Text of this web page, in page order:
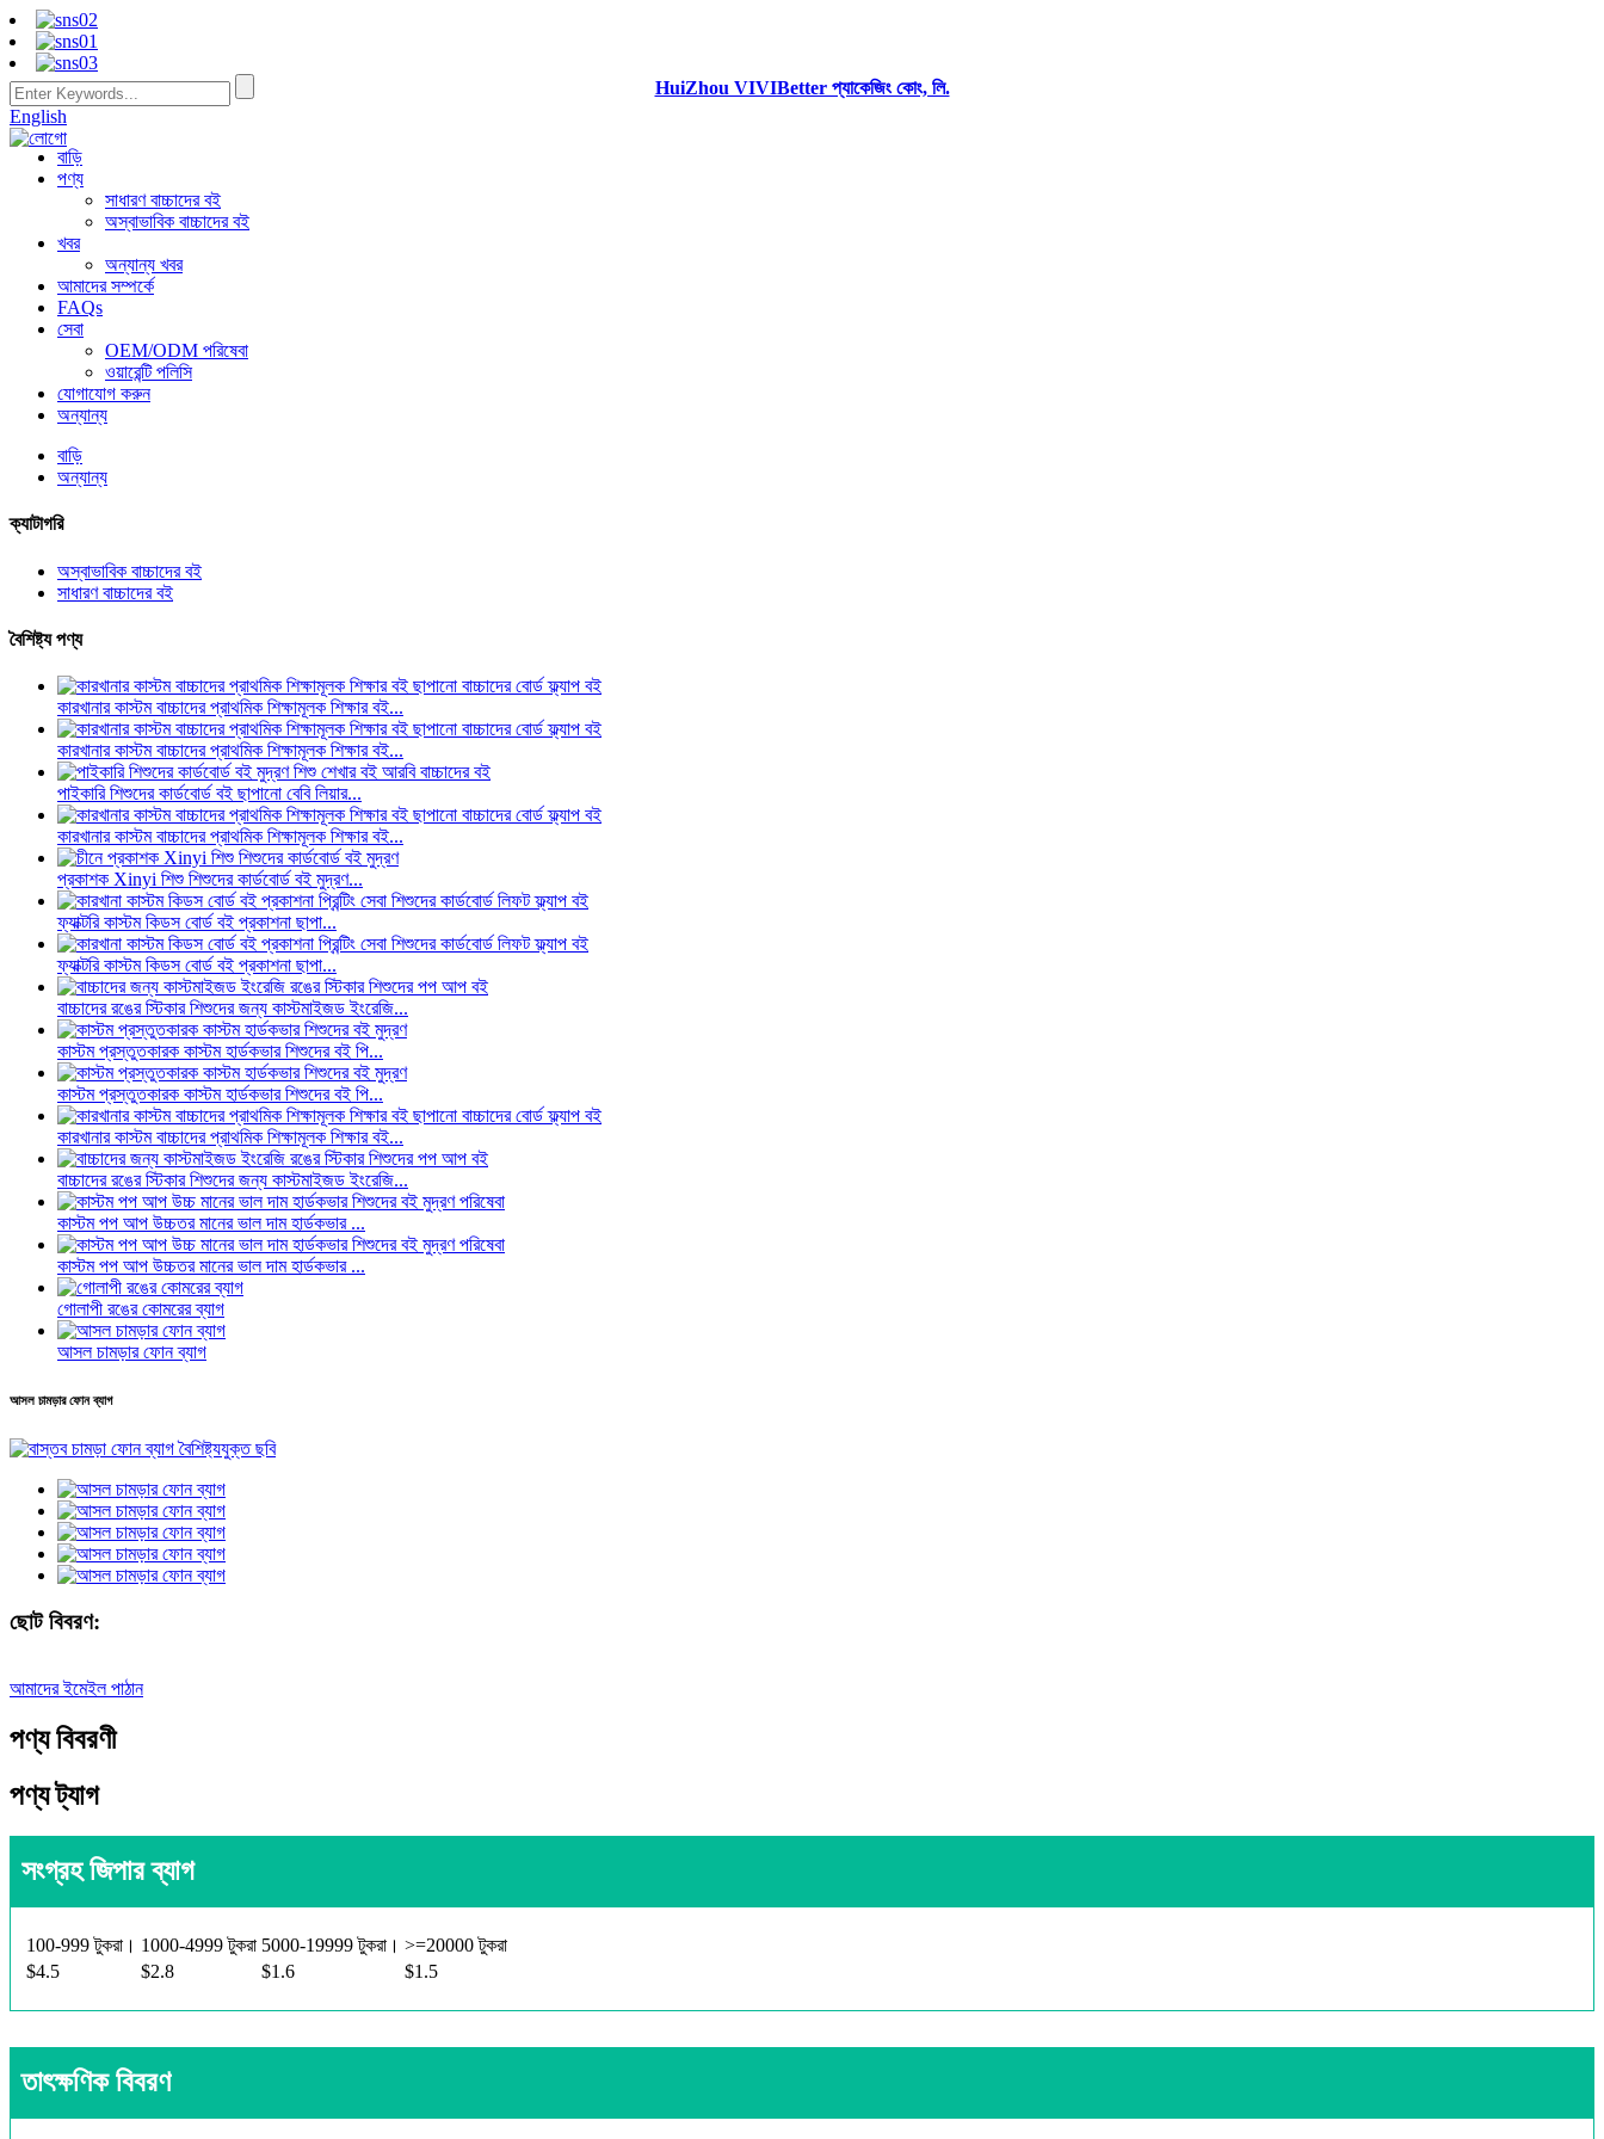
English
HuiZhou VIVIBetter প্যাকেজিং কোং, লি.
বাড়ি
পণ্য
সাধারণ বাচ্চাদের বই
অস্বাভাবিক বাচ্চাদের বই
খবর
অন্যান্য খবর
আমাদের সম্পর্কে
FAQs
সেবা
OEM/ODM পরিষেবা
ওয়ারেন্টি পলিসি
যোগাযোগ করুন
অন্যান্য
বাড়ি
অন্যান্য
ক্যাটাগরি
অস্বাভাবিক বাচ্চাদের বই
সাধারণ বাচ্চাদের বই
বৈশিষ্ট্য পণ্য
কারখানার কাস্টম বাচ্চাদের প্রাথমিক শিক্ষামূলক শিক্ষার বই...
কারখানার কাস্টম বাচ্চাদের প্রাথমিক শিক্ষামূলক শিক্ষার বই...
পাইকারি শিশুদের কার্ডবোর্ড বই ছাপানো বেবি লিয়ার...
কারখানার কাস্টম বাচ্চাদের প্রাথমিক শিক্ষামূলক শিক্ষার বই...
প্রকাশক Xinyi শিশু শিশুদের কার্ডবোর্ড বই মুদ্রণ...
ফ্যাক্টরি কাস্টম কিডস বোর্ড বই প্রকাশনা ছাপা...
ফ্যাক্টরি কাস্টম কিডস বোর্ড বই প্রকাশনা ছাপা...
বাচ্চাদের রঙের স্টিকার শিশুদের জন্য কাস্টমাইজড ইংরেজি...
কাস্টম প্রস্তুতকারক কাস্টম হার্ডকভার শিশুদের বই পি...
কাস্টম প্রস্তুতকারক কাস্টম হার্ডকভার শিশুদের বই পি...
কারখানার কাস্টম বাচ্চাদের প্রাথমিক শিক্ষামূলক শিক্ষার বই...
বাচ্চাদের রঙের স্টিকার শিশুদের জন্য কাস্টমাইজড ইংরেজি...
কাস্টম পপ আপ উচ্চতর মানের ভাল দাম হার্ডকভার ...
কাস্টম পপ আপ উচ্চতর মানের ভাল দাম হার্ডকভার ...
গোলাপী রঙের কোমরের ব্যাগ
আসল চামড়ার ফোন ব্যাগ
আসল চামড়ার ফোন ব্যাগ
ছোট বিবরণ:
আমাদের ইমেইল পাঠান
পণ্য বিবরণী
পণ্য ট্যাগ
সংগ্রহ জিপার ব্যাগ
100-999 টুকরা। 1000-4999 টুকরা 5000-19999 টুকরা। >=20000 টুকরা
$4.5
$2.8 $1.6 $1.5
তাৎক্ষণিক বিবরণ